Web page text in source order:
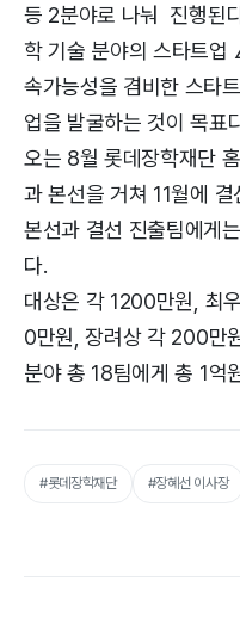
등 2분야로 나눠 진행된
학 기술 분야의 스타트
속가능성을 겸비한 스타
업을 발굴하는 것이 목표
오는 8월 롯데장학재단
과 본선을 거쳐 11월에
본선과 결선 진출팀에게
다.
대상은 각 1200만원, 최
0만원, 장려상 각 200만
분야 총 18팀에게 총 1억
#롯데장학재단 #장혜선 이사장